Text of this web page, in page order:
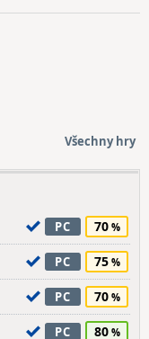
Všechny hry
PC 70
PC 75
PC 70
PC 80